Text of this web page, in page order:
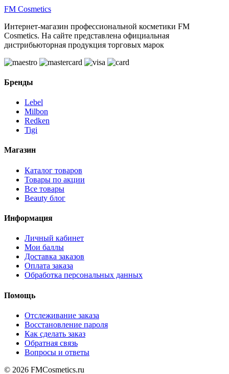
FM Cosmetics
Интернет-магазин профессиональной косметики FM
Cosmetics. На сайте представлена официальная
дистрибьюторная продукция торговых марок
Бренды
Lebel
Milbon
Redken
Tigi
Магазин
Каталог товаров
Товары по акции
Все товары
Beauty блог
Информация
Личный кабинет
Мои баллы
Доставка заказов
Оплата заказа
Обработка персональных данных
Помощь
Отслеживание заказа
Восстановление пароля
Как сделать заказ
Обратная связь
Вопросы и ответы
© 2026 FMCosmetics.ru